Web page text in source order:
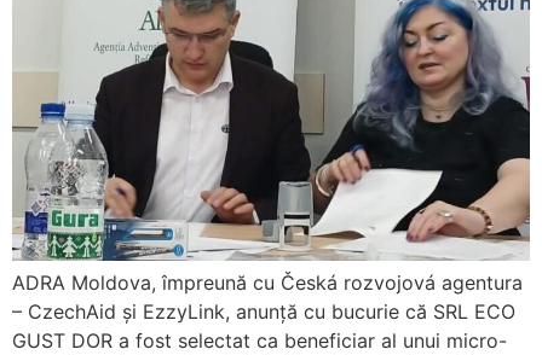
ADRA Moldova, împreună cu Česká rozvojová agentura
– CzechAid și EzzyLink, anunță cu bucurie că SRL ECO
GUST DOR a fost selectat ca beneficiar al unui micro-